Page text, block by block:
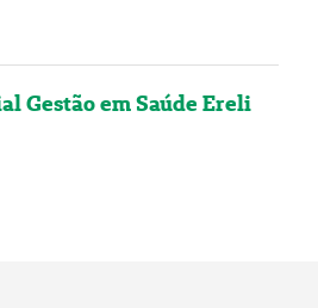
Gestão em Saúde Ereli